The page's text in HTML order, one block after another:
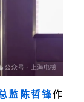
监陈哲锋作